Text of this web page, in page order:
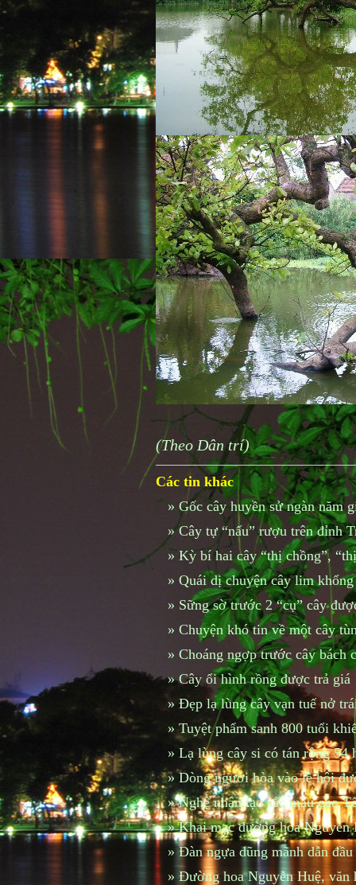
(Theo Dân trí)
Các tin khác
» Gốc cây huyền sử ngàn năm
»Cây tự “nấu” rượu trên đỉnh
» Kỳ bí hai cây “thị chồng”,
» Quái dị chuyện cây lim
» Sững sờ trước 2 “cụ” cây
» Chuyện khó tin về một cây
» Choáng ngợp trước cây bách
»Cây ổi hình rồng được trả giá
» Đẹp lạ lùng cây vạn tuế nở
»Tuyệt phẩm sanh 800 tuổi
» Lạ lùng cây si có tán rộng 54
»Dòng người hòa vào lễ hội
»Nghệ nhân tạo sắc màu cho
»Khai mạc đường hoa
» Đàn ngựa dũng mãnh dẫn
» Đường hoa Nguyễn Huệ, văn